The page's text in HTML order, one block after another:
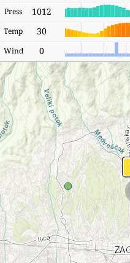
Press 1012
Temp 30
Wind 0